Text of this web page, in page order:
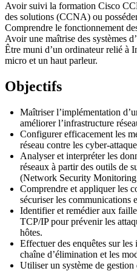
Avoir suivi la formation Cisco
des solutions (CCNA) ou
Comprendre le fonctionnement
Avoir une maîtrise des systèmes
Être muni d’un ordinateur relié à
micro et un haut parleur.
Objectifs
Maîtriser l’implémentation
améliorer l’infrastructure
Configurer efficacement les
réseau contre les cyber-
Analyser et interpréter les
réseaux à partir des outils de
(Network Security
Comprendre et appliquer les
sécuriser les communications
Identifier et remédier aux
TCP/IP pour prévenir les
hôtes.
Effectuer des enquêtes sur
chaîne d’élimination et les
Utiliser un système de